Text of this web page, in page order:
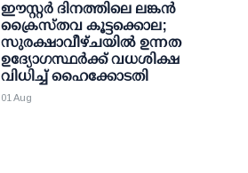
ഈസ്റ്റർ ദിനത്തിലെ ലങ്കൻ
ക്രൈസ്തവ കൂട്ടക്കൊല;
സുരക്ഷാവീഴ്ചയിൽ ഉന്നത
ഉദ്യോഗസ്ഥർക്ക് വധശിക്ഷ
വിധിച്ച് ഹൈക്കോടതി
01 Aug